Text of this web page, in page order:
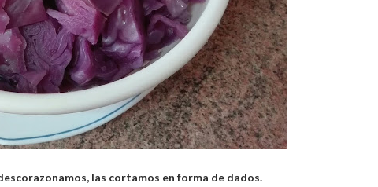
las cortamos en forma de dados.